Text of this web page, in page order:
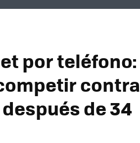
por teléfono:
contra
de 34